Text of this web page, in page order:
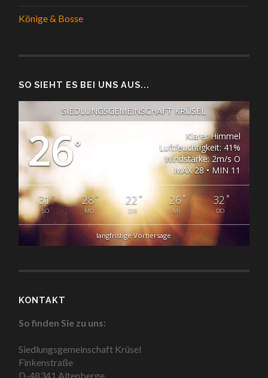
Könige & Bosse
SO SIEHT ES BEI UNS AUS...
SIEDLUNGSGEMEINSCHAFT KRÜSEL
26°
Klarer Himmel
Luftfeuchtigkeit: 41%
Windstärke: 2m/s O
MAX 28 • MIN 11
31°
SO
28°
MO
22 °
DIE
26°
MI
32 °
DO
langfristige Vorhersage
KONTAKT
So finden Sie zu uns:
Siedlungsgemeinschaft Krüsel
Finkenstraße
D-48341 Altenberge